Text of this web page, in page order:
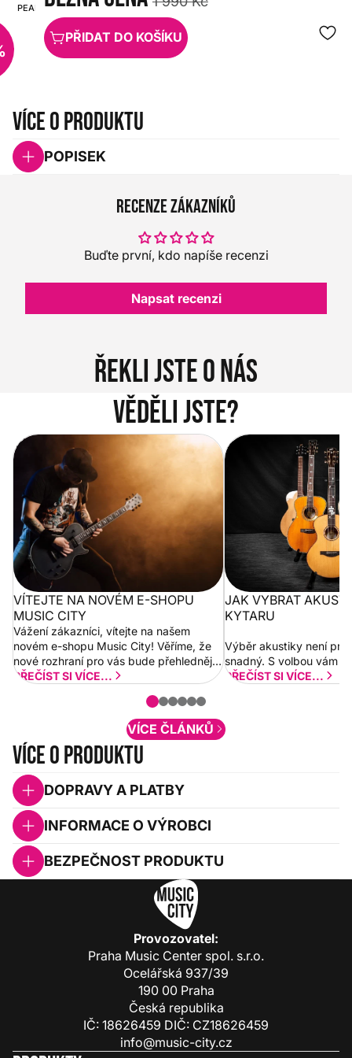
PEARL
HX0000000033117
PŘIDAT DO KOŠÍKU
Více o produktu
POPISEK
Recenze zákazníků
Buďte první, kdo napíše recenzi
Napsat recenzi
Řekli jste o nás
Věděli jste?
Vítejte na novém e-shopu Music
City
VÍTEJTE NA NOVÉM E-SHOPU
MUSIC CITY
Vážení zákazníci, vítejte na našem
novém e-shopu Music City! Věříme, že
nové rozhraní pro vás bude přehlednější
a rychlejší. Postupně budeme přidávat
PŘEČÍST SI VÍCE...
Jak vybrat
JAK VYBRAT
KYTARU
Výběr akustiky není pro
snadný. S volbou vám
PŘEČÍST SI VÍCE...
VÍCE ČLÁNKŮ
Více o produktu
DOPRAVY A PLATBY
INFORMACE O VÝROBCI
BEZPEČNOST PRODUKTU
Provozovatel:
Praha Music Center spol. s.r.o.
Ocelářská 937/39
190 00 Praha
Česká republika
IČ: 18626459 DIČ: CZ18626459
info@music-city.cz